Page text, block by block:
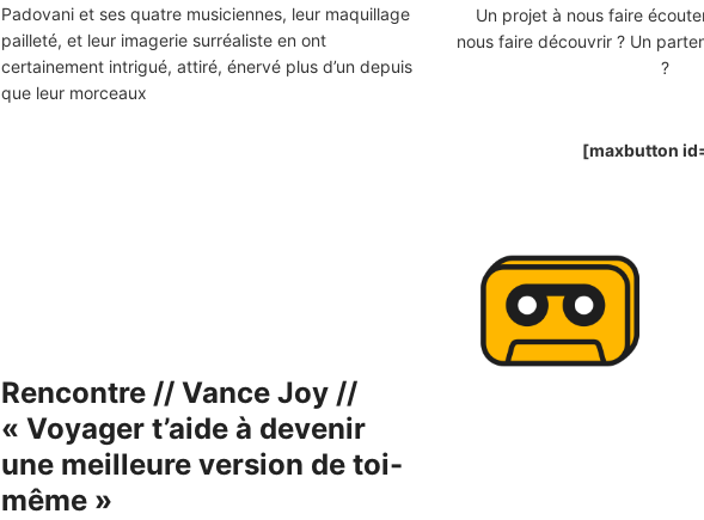
Padovani et ses quatre musiciennes, leur maquillage
pailleté, et leur imagerie surréaliste en ont
certainement intrigué, attiré, énervé plus d’un depuis
que leur morceaux
Rencontre // Vance Joy //
« Voyager t’aide à devenir
une meilleure version de toi-
même »
Un projet à nous faire
nous faire découvrir ? Un
?
[maxbutton